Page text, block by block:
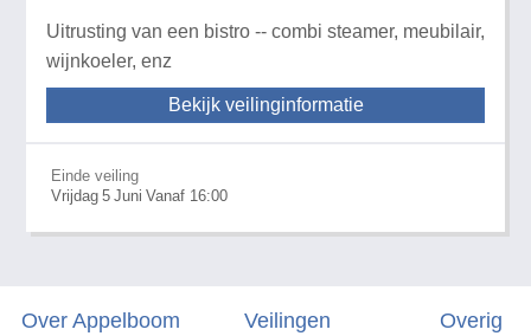
Uitrusting van een bistro -- combi steamer, meubilair,
wijnkoeler, enz
Bekijk veilinginformatie
Einde veiling
Vrijdag 5 Juni Vanaf 16:00
Over Appelboom Veilingen Overig